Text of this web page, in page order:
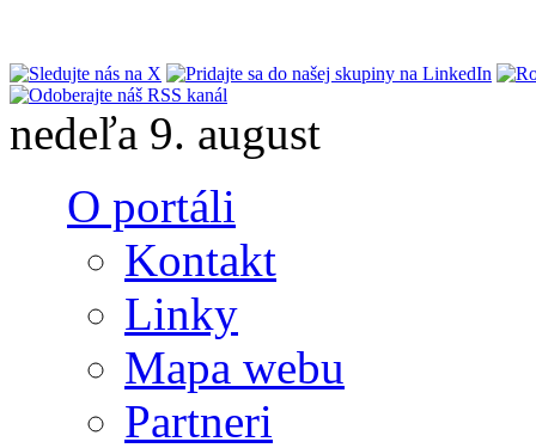
Skočiť na hlavný obsah
nedeľa 9. august
O portáli
Kontakt
Linky
Mapa webu
Partneri